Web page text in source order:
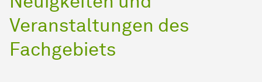
Veranstaltungen des
Fachgebiets